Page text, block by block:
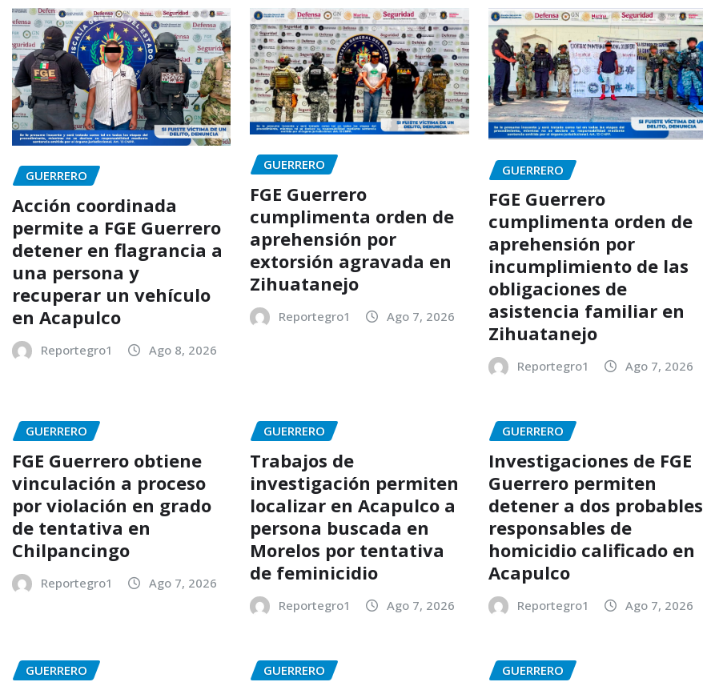
GUERRERO
Acción coordinada
permite a FGE Guerrero
detener en flagrancia a
una persona y
recuperar un vehículo
en Acapulco
Reportegro1 Ago 8, 2026
GUERRERO
FGE Guerrero
cumplimenta orden de
aprehensión por
extorsión agravada en
Zihuatanejo
Reportegro1 Ago 7, 2026
GUERRERO
FGE Guerrero
cumplimenta orden de
aprehensión por
incumplimiento de las
obligaciones de
asistencia familiar en
Zihuatanejo
Reportegro1 Ago 7, 2026
GUERRERO
FGE Guerrero obtiene
vinculación a proceso
por violación en grado
de tentativa en
Chilpancingo
Reportegro1 Ago 7, 2026
GUERRERO
Trabajos de
investigación permiten
localizar en Acapulco a
persona buscada en
Morelos por tentativa
de feminicidio
Reportegro1 Ago 7, 2026
GUERRERO
Investigaciones de FGE
Guerrero permiten
detener a dos probables
responsables de
homicidio calificado en
Acapulco
Reportegro1 Ago 7, 2026
GUERRERO GUERRERO GUERRERO